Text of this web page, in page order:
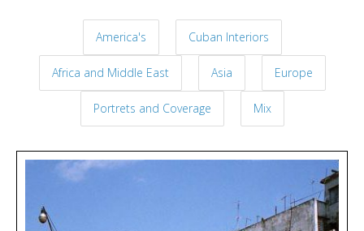
America's Cuban Interiors
Africa and Middle East Asia Europe
Portrets and Coverage Mix